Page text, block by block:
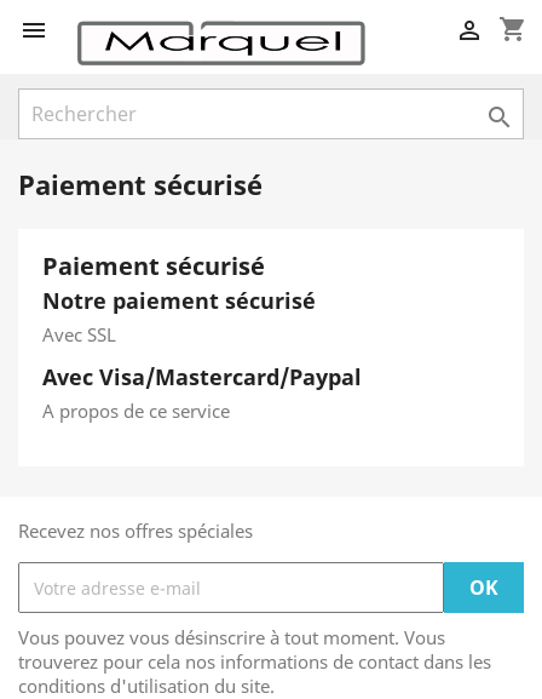
 shopping_cart


Paiement sécurisé
Paiement sécurisé
Notre paiement sécurisé
Avec SSL
Avec Visa/Mastercard/Paypal
A propos de ce service
Recevez nos offres spéciales
Vous pouvez vous désinscrire à tout moment. Vous
trouverez pour cela nos informations de contact dans les
conditions d'utilisation du site.